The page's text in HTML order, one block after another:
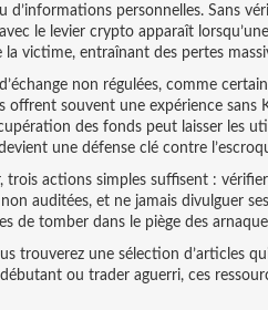
d’informations personnelles. Sans
le levier crypto apparaît
victime, entraînant des pertes
non régulées, comme
offrent souvent une expérience sans
des fonds peut laisser les
une défense clé contre
trois actions simples suffisent :
auditées, et ne jamais divulguer
de tomber dans le piège des
trouverez une sélection d’articles
ou trader aguerri, ces